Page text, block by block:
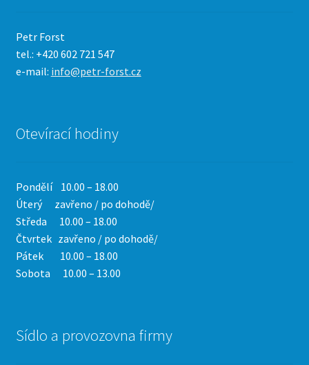
Petr Forst
tel.: +420 602 721 547
e-mail: info@petr-forst.cz
Otevírací hodiny
Pondělí 10.00 – 18.00
Úterý zavřeno / po dohodě/
Středa 10.00 – 18.00
Čtvrtek zavřeno / po dohodě/
Pátek 10.00 – 18.00
Sobota 10.00 – 13.00
Sídlo a provozovna firmy